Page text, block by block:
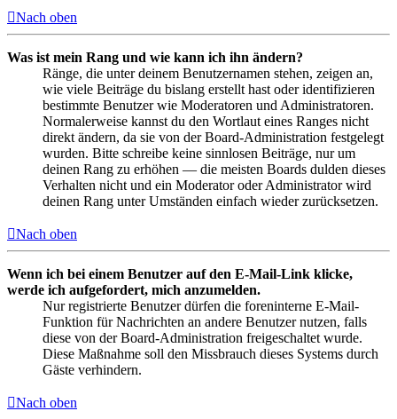
Nach oben
Was ist mein Rang und wie kann ich ihn ändern?
Ränge, die unter deinem Benutzernamen stehen, zeigen an,
wie viele Beiträge du bislang erstellt hast oder identifizieren
bestimmte Benutzer wie Moderatoren und Administratoren.
Normalerweise kannst du den Wortlaut eines Ranges nicht
direkt ändern, da sie von der Board-Administration festgelegt
wurden. Bitte schreibe keine sinnlosen Beiträge, nur um
deinen Rang zu erhöhen — die meisten Boards dulden dieses
Verhalten nicht und ein Moderator oder Administrator wird
deinen Rang unter Umständen einfach wieder zurücksetzen.
Nach oben
Wenn ich bei einem Benutzer auf den E-Mail-Link klicke,
werde ich aufgefordert, mich anzumelden.
Nur registrierte Benutzer dürfen die foreninterne E-Mail-
Funktion für Nachrichten an andere Benutzer nutzen, falls
diese von der Board-Administration freigeschaltet wurde.
Diese Maßnahme soll den Missbrauch dieses Systems durch
Gäste verhindern.
Nach oben